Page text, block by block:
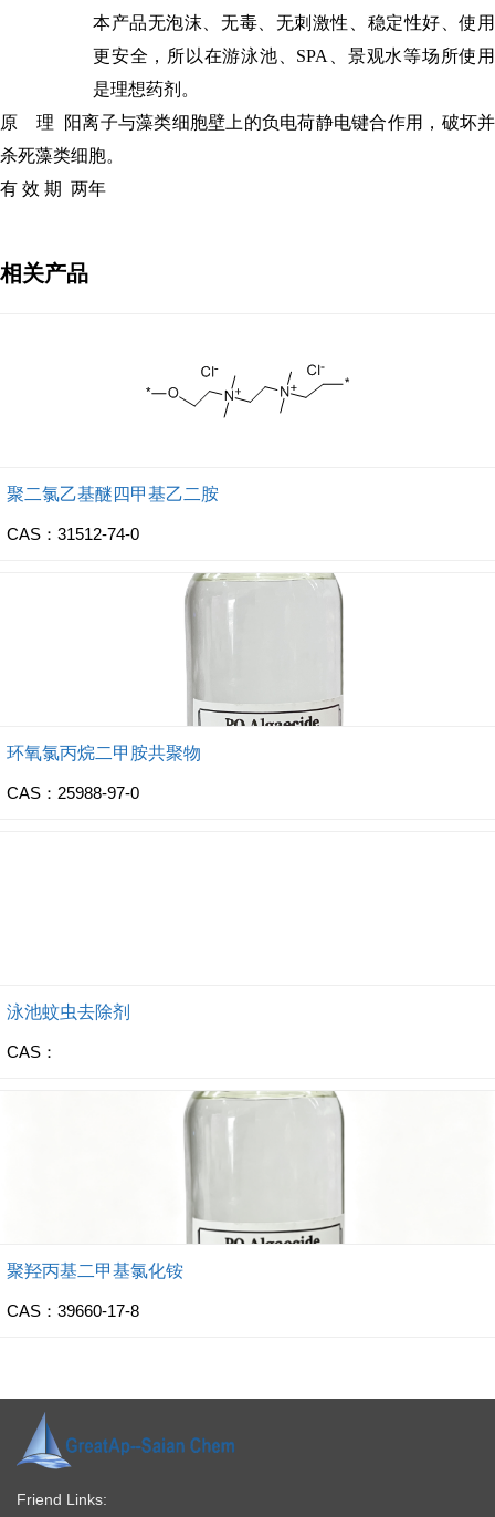
本产品无泡沫、无毒、无刺激性、稳定性好、使用
更安全 ，所以在游泳池、 SPA
、景观水等场所使用
是理想药剂。
原
理
阳离子与藻类细胞壁上的负电荷静电键合作用，破坏并
杀死藻类细胞。
有 效 期 两年
相关产品
聚二氯乙基醚四甲基乙二胺
CAS：31512-74-0
环氧氯丙烷二甲胺共聚物
CAS：25988-97-0
泳池蚊虫去除剂
CAS：
聚羟丙基二甲基氯化铵
CAS：39660-17-8
Friend Links: